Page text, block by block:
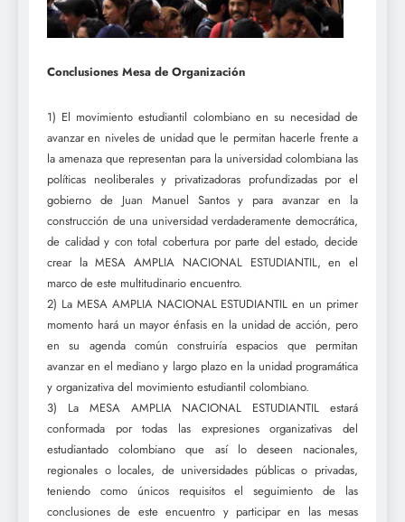
Conclusiones Mesa de Organización
1) El movimiento estudiantil colombiano en su necesidad de
avanzar en niveles de unidad que le permitan hacerle frente a
la amenaza que representan para la universidad colombiana las
políticas neoliberales y privatizadoras profundizadas por el
gobierno de Juan Manuel Santos y para avanzar en la
construcción de una universidad verdaderamente democrática,
de calidad y con total cobertura por parte del estado, decide
crear la MESA AMPLIA NACIONAL ESTUDIANTIL, en el
marco de este multitudinario encuentro.
2) La MESA AMPLIA NACIONAL ESTUDIANTIL en un primer
momento hará un mayor énfasis en la unidad de acción, pero
en su agenda común construiría espacios que permitan
avanzar en el mediano y largo plazo en la unidad programática
y organizativa del movimiento estudiantil colombiano.
3) La MESA AMPLIA NACIONAL ESTUDIANTIL estará
conformada por todas las expresiones organizativas del
estudiantado colombiano que así lo deseen nacionales,
regionales o locales, de universidades públicas o privadas,
teniendo como únicos requisitos el seguimiento de las
conclusiones de este encuentro y participar en las mesas